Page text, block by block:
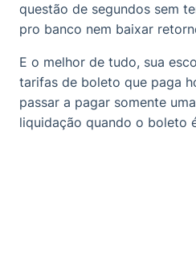
questão de segundos sem
pro banco nem baixar
E o melhor de tudo, sua
tarifas de boleto que paga
passar a pagar somente
liquidação quando o boleto